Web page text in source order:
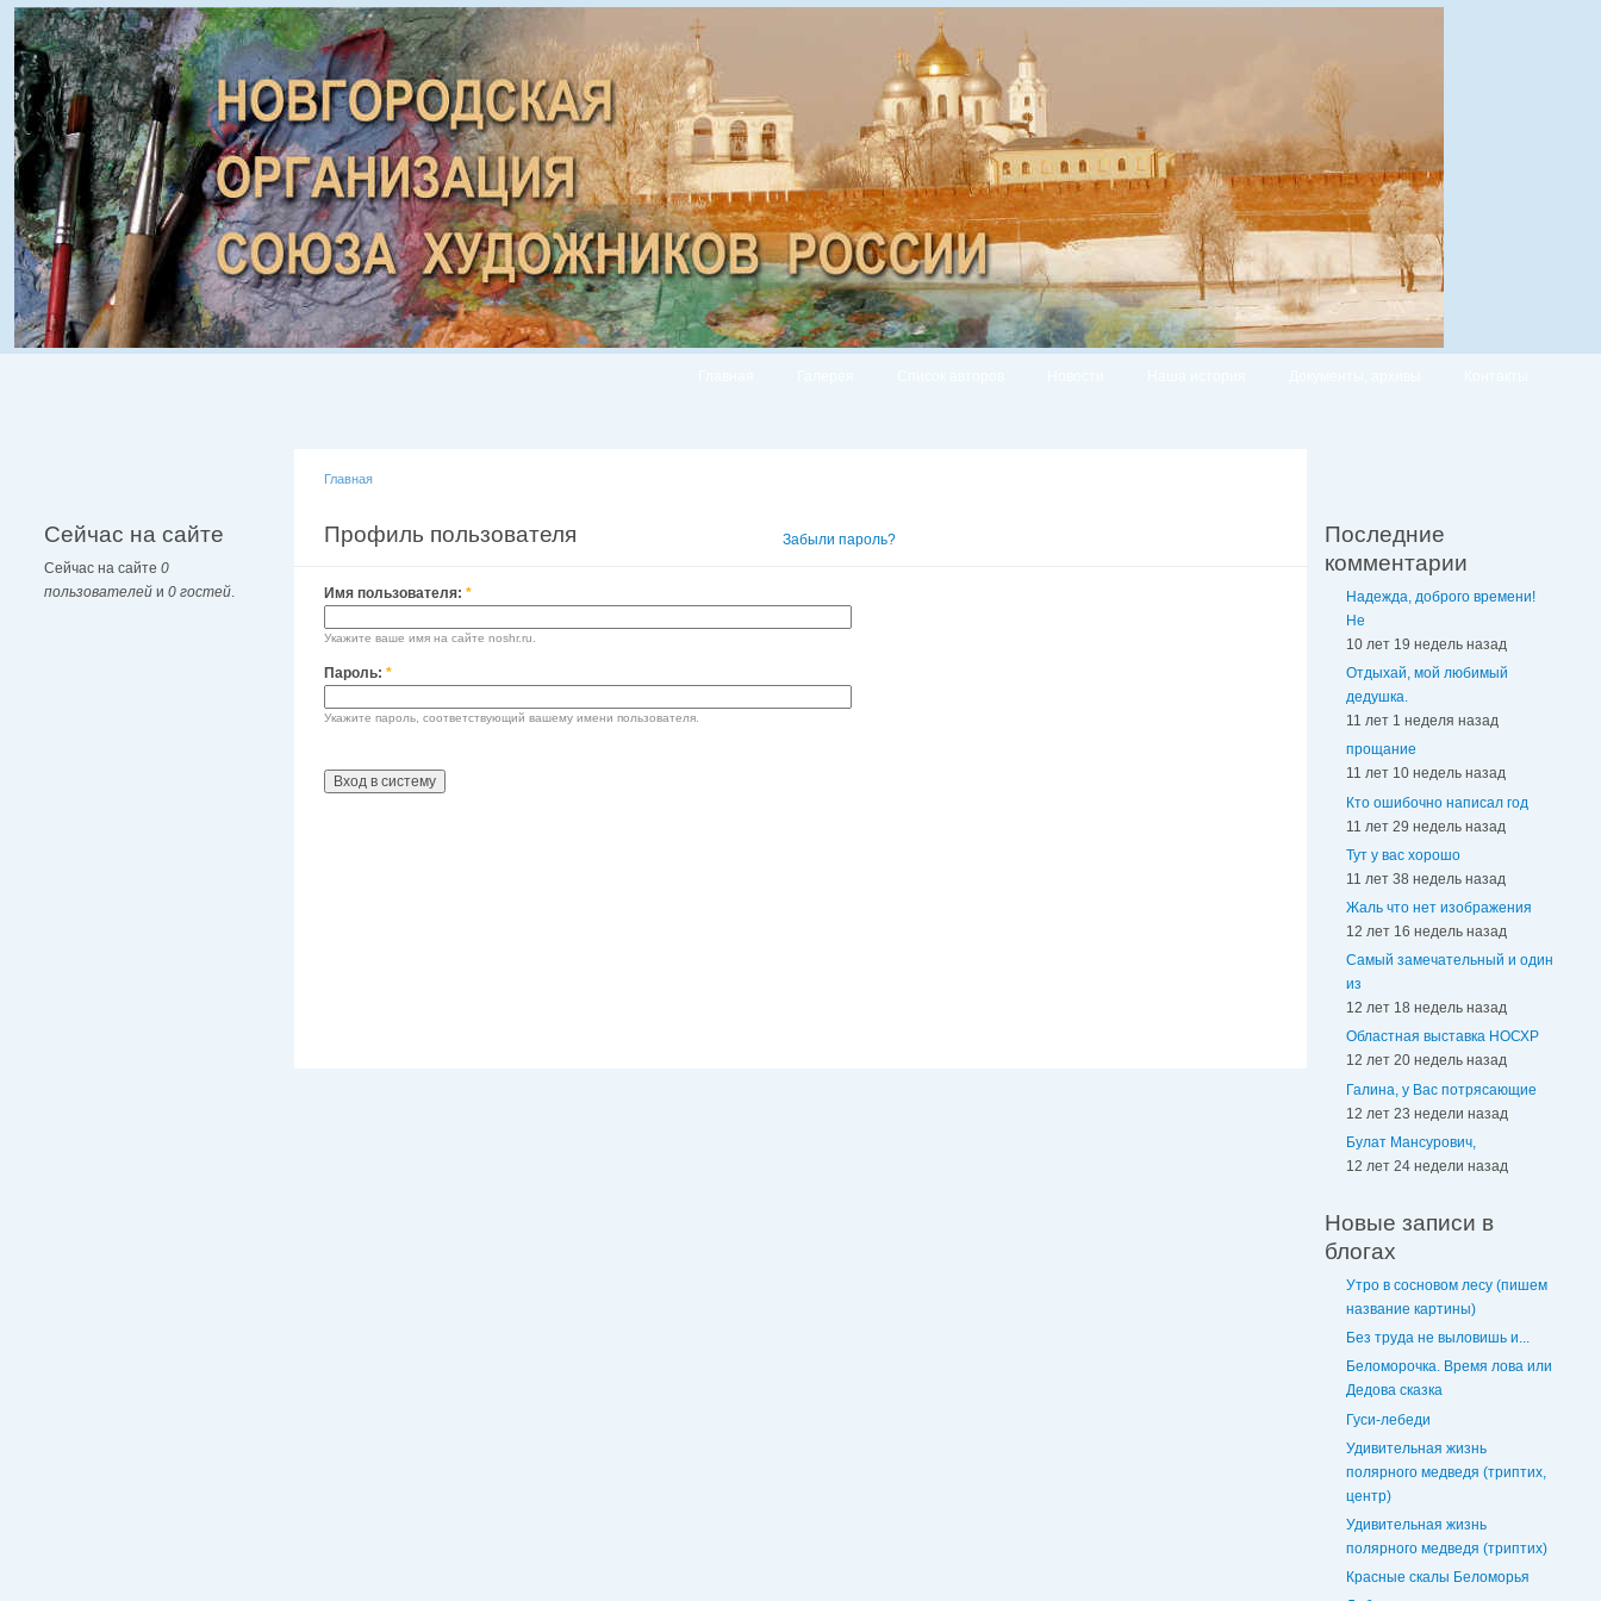
Сейчас на сайте
Сейчас на сайте 0
пользователей и 0 гостей.
Главная
Профиль пользователя Забыли пароль?
Имя пользователя: *
Укажите ваше имя на сайте noshr.ru.
Пароль: *
Укажите пароль, соответствующий вашему имени пользователя.
Последние
комментарии
Надежда, доброго времени!
Не
10 лет 19 недель назад
Отдыхай, мой любимый
дедушка.
11 лет 1 неделя назад
прощание
11 лет 10 недель назад
Кто ошибочно написал год
11 лет 29 недель назад
Тут у вас хорошо
11 лет 38 недель назад
Жаль что нет изображения
12 лет 16 недель назад
Самый замечательный и один
из
12 лет 18 недель назад
Областная выставка НОСХР
12 лет 20 недель назад
Галина, у Вас потрясающие
12 лет 23 недели назад
Булат Мансурович,
12 лет 24 недели назад
Новые записи в
блогах
Утро в сосновом лесу (пишем
название картины)
Без труда не выловишь и...
Беломорочка. Время лова или
Дедова сказка
Гуси-лебеди
Удивительная жизнь
полярного медведя (триптих,
центр)
Удивительная жизнь
полярного медведя (триптих)
Красные скалы Беломорья